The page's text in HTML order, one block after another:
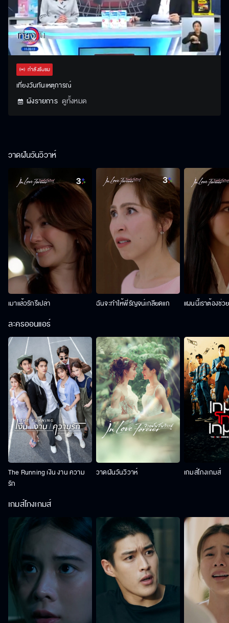
UnmuteStream Settings
กำลังรับชม
เที่ยงวันทันเหตุการณ์
ผังรายการ ดูทั้งหมด
วาดฝันวันวิวาห์
เมาแล้วรักรึเปล่า ฉันจะทำให้พี่รัญจน์เกลียดแก แผนนี้เราต้องช่ว
ละครออนแอร์
The Running เงิน งาน ความ
รัก
วาดฝันวันวิวาห์ เกมส์โกงเกมส์
เกมส์โกงเกมส์